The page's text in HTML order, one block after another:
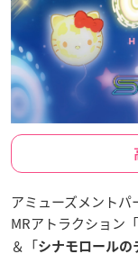
アミューズメントパ
MRアトラクション「
＆「シナモロールの